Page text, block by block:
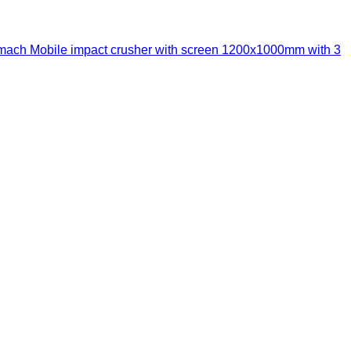
Mobile impact crusher with screen 1200x1000mm with 3